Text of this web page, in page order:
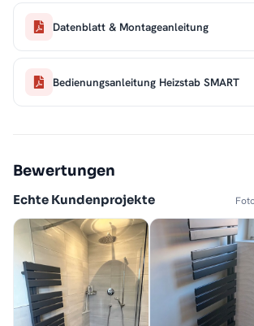
Datenblatt & Montageanleitung
Bedienungsanleitung Heizstab SMART
Bewertungen
Echte Kundenprojekte